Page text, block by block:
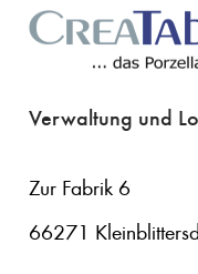
Verwaltung und
Zur Fabrik 6
66271